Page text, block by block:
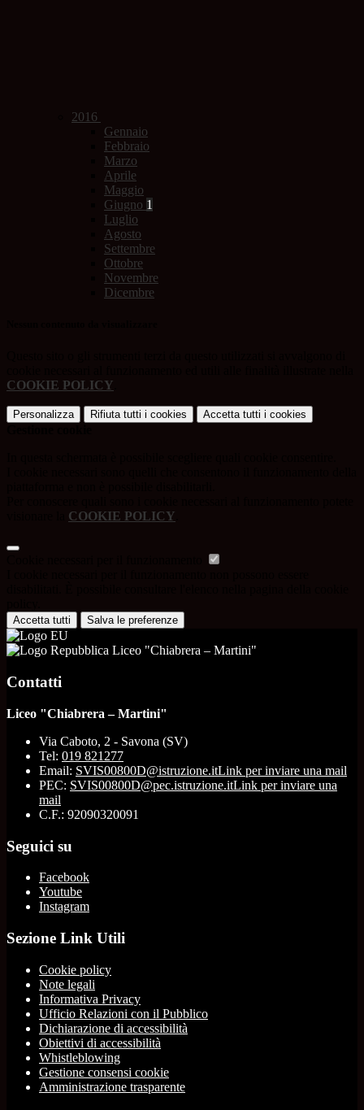
2016
Gennaio
Febbraio
Marzo
Aprile
Maggio
Giugno 1
Luglio
Agosto
Settembre
Ottobre
Novembre
Dicembre
COOKIE POLICY
Personalizza Rifiuta tutti i cookies Accetta tutti i cookies
COOKIE POLICY
Accetta tutti Salva le preferenze
Liceo "Chiabrera – Martini"
Contatti
Liceo "Chiabrera – Martini"
Via Caboto, 2 - Savona (SV)
Tel: 019 821277
Email: SVIS00800D@istruzione.itLink per inviare una mail
PEC: SVIS00800D@pec.istruzione.itLink per inviare una
mail
C.F.: 92090320091
Seguici su
Facebook
Youtube
Instagram
Sezione Link Utili
Cookie policy
Note legali
Informativa Privacy
Ufficio Relazioni con il Pubblico
Dichiarazione di accessibilità
Obiettivi di accessibilità
Whistleblowing
Gestione consensi cookie
Amministrazione trasparente